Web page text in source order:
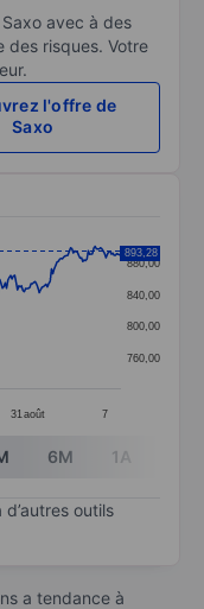
avec à des
risques. Votre
l'offre de
Saxo
categories.
values. Data
31 août 7
760,00
800,00
840,00
880,00
893,28
6M 1A
outils
a tendance à